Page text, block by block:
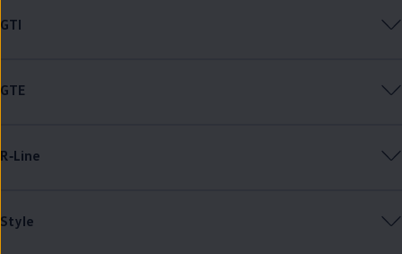
GTI
GTE
R‑Line
Style